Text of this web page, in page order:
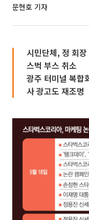
문현호 기자
시민단체, 정 회
스벅 부스 취소
광주 터미널 복합
사 광고도 재조명